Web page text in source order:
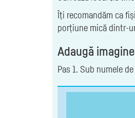
Îți recomandăm ca
porțiune mică dintr-
Adaugă
Pas 1. Sub numele